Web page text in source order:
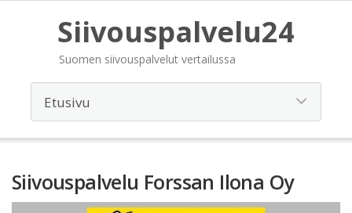
Siivouspalvelu24
Suomen siivouspalvelut vertailussa
Siivouspalvelu Forssan Ilona Oy